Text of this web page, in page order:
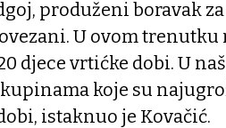
produženi boravak
U ovom trenutku
djece vrtićke dobi. U
koje su
istaknuo je Kovačić.